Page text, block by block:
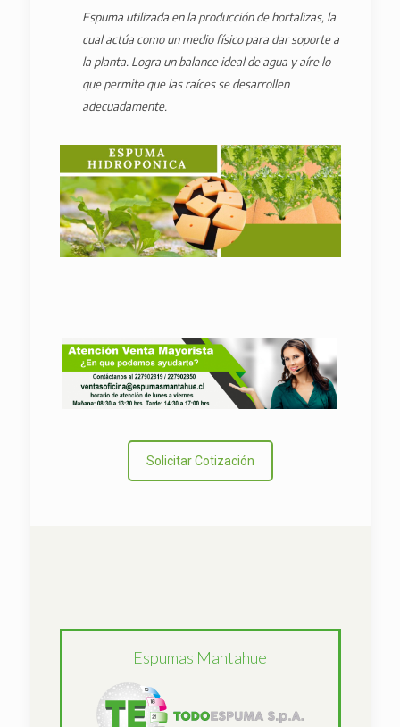
Espuma utilizada en la producción de hortalizas, la
cual actúa como un medio físico para dar soporte a
la planta. Logra un balance ideal de agua y aíre lo
que permite que las raíces se desarrollen
adecuadamente.
Solicitar Cotización
Espumas Mantahue